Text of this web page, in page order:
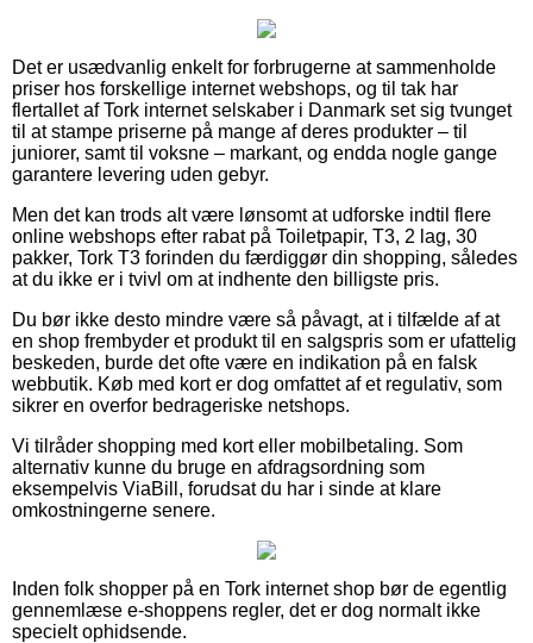
Det er usædvanlig enkelt for forbrugerne at sammenholde
priser hos forskellige internet webshops, og til tak har
flertallet af Tork internet selskaber i Danmark set sig tvunget
til at stampe priserne på mange af deres produkter – til
juniorer, samt til voksne – markant, og endda nogle gange
garantere levering uden gebyr.
Men det kan trods alt være lønsomt at udforske indtil flere
online webshops efter rabat på Toiletpapir, T3, 2 lag, 30
pakker, Tork T3 forinden du færdiggør din shopping, således
at du ikke er i tvivl om at indhente den billigste pris.
Du bør ikke desto mindre være så påvagt, at i tilfælde af at
en shop frembyder et produkt til en salgspris som er ufattelig
beskeden, burde det ofte være en indikation på en falsk
webbutik. Køb med kort er dog omfattet af et regulativ, som
sikrer en overfor bedrageriske netshops.
Vi tilråder shopping med kort eller mobilbetaling. Som
alternativ kunne du bruge en afdragsordning som
eksempelvis ViaBill, forudsat du har i sinde at klare
omkostningerne senere.
Inden folk shopper på en Tork internet shop bør de egentlig
gennemlæse e-shoppens regler, det er dog normalt ikke
specielt ophidsende.